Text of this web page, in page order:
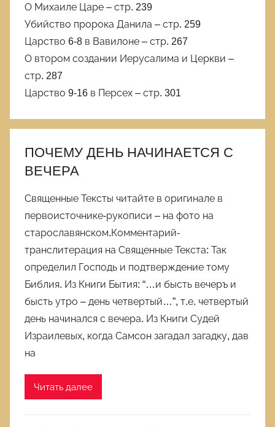
О Михаиле Царе – стр. 239
Убийство пророка Данила – стр. 259
Царство 6-8 в Вавилоне – стр. 267
О втором создании Иерусалима и Церкви –
стр. 287
Царство 9-16 в Персех – стр. 301
ПОЧЕМУ ДЕНЬ НАЧИНАЕТСЯ С
ВЕЧЕРА
Священные Тексты читайте в оригинале в
первоисточнике-рукописи – на фото на
старославянском.Комментарий-
транслитерация на Священные Текста: Так
определил Господь и подтверждение тому
Библия. Из Книги Бытия: “…и бысть вечеръ и
бысть утро – день четвертый…”, т.е. четвертый
день начинался с вечера. Из Книги Судей
Израилевых, когда Самсон загадал загадку, дав
на
Читать далее